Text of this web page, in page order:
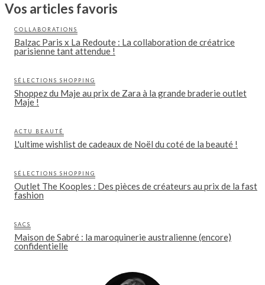
Vos articles favoris
COLLABORATIONS
Balzac Paris x La Redoute : La collaboration de créatrice
parisienne tant attendue !
SÉLECTIONS SHOPPING
Shoppez du Maje au prix de Zara à la grande braderie outlet
Maje !
ACTU BEAUTÉ
L'ultime wishlist de cadeaux de Noël du coté de la beauté !
SÉLECTIONS SHOPPING
Outlet The Kooples : Des pièces de créateurs au prix de la fast
fashion
SACS
Maison de Sabré : la maroquinerie australienne (encore)
confidentielle